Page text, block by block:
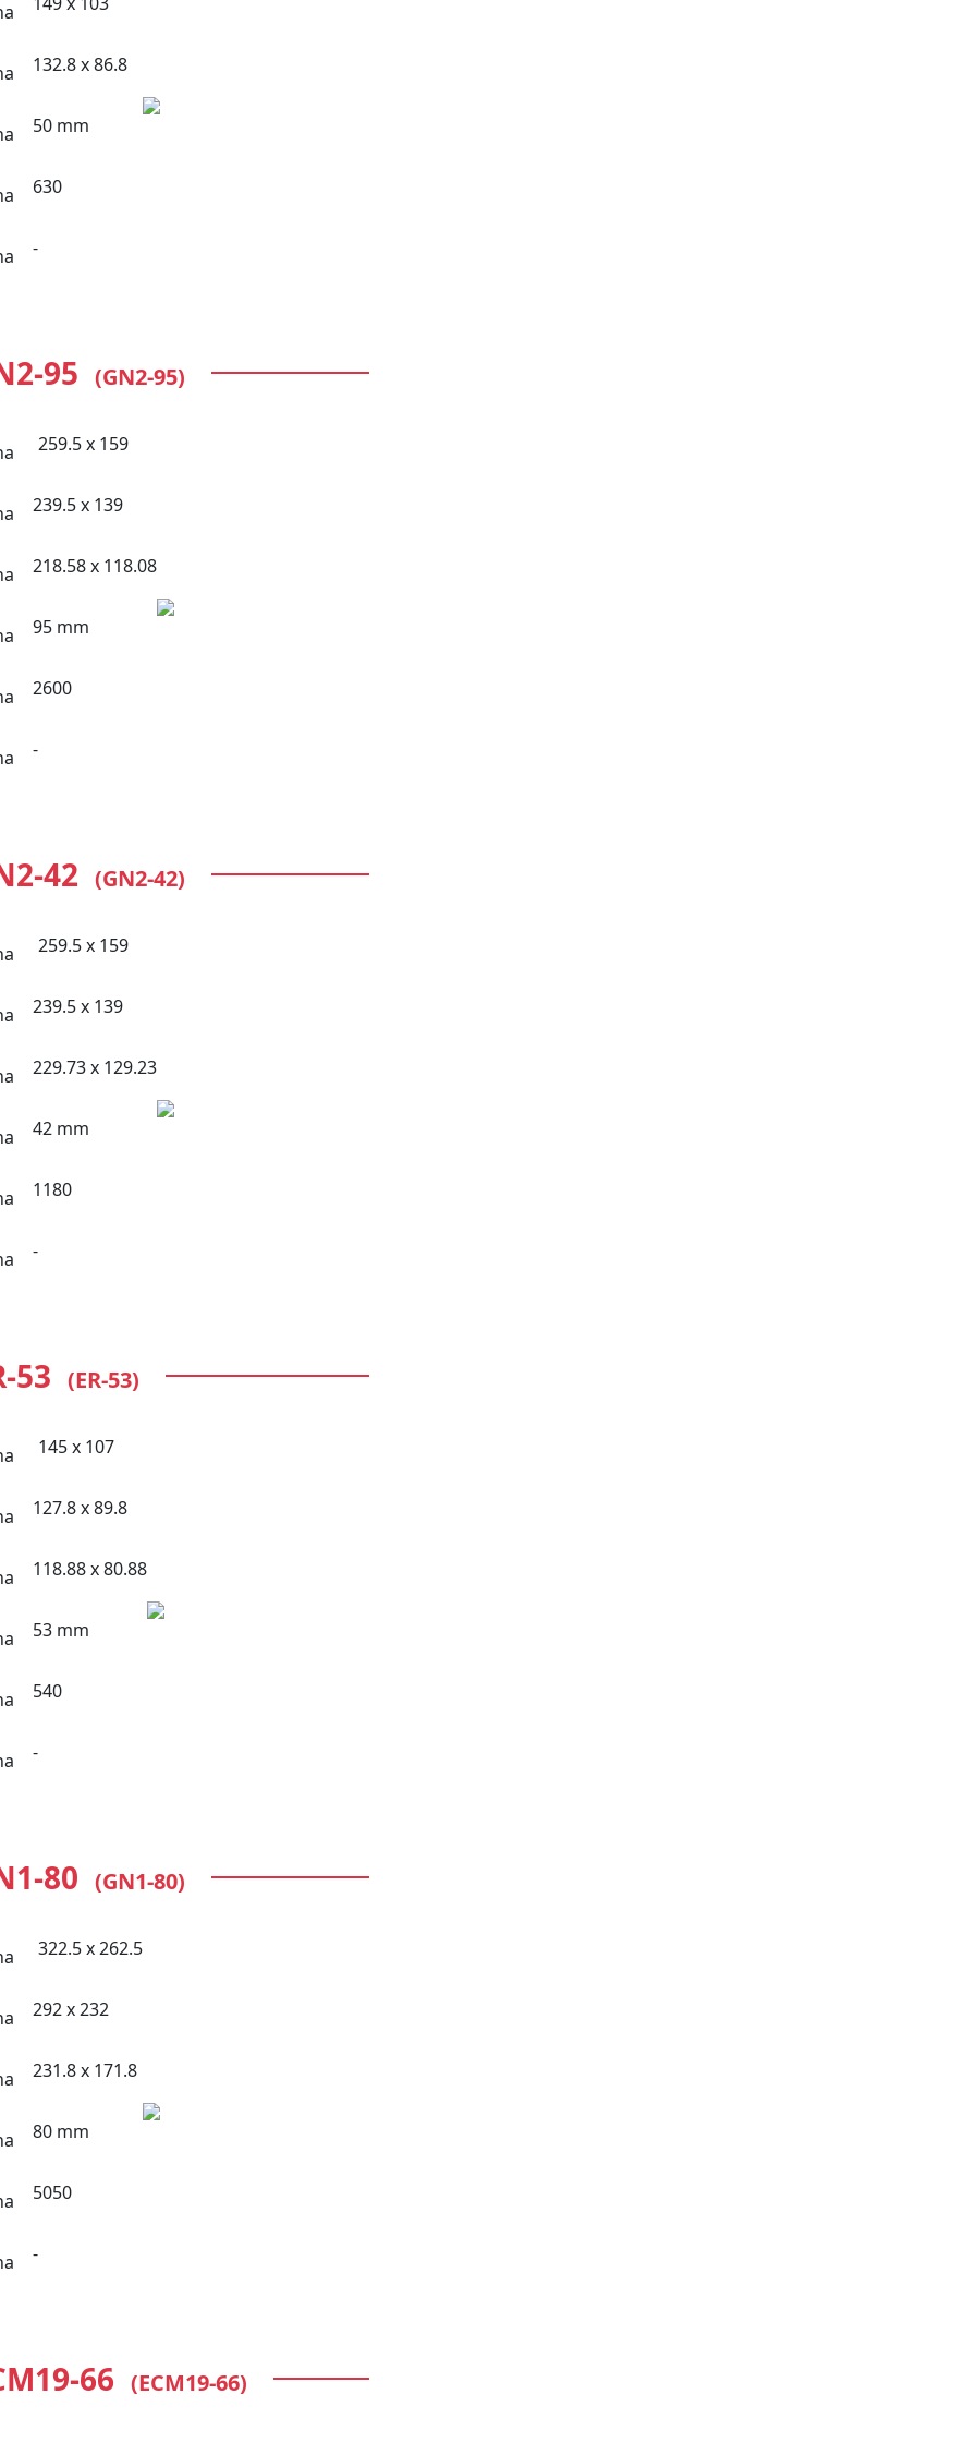
132.8 x 86.8
50 mm
630
-
95 (GN2-95)
259.5 x 159
239.5 x 139
218.58 x 118.08
95 mm
2600
-
42 (GN2-42)
259.5 x 159
239.5 x 139
229.73 x 129.23
42 mm
1180
-
53 (ER-53)
145 x 107
127.8 x 89.8
118.88 x 80.88
53 mm
540
-
80 (GN1-80)
322.5 x 262.5
292 x 232
231.8 x 171.8
80 mm
5050
-
66 (ECM19-66)